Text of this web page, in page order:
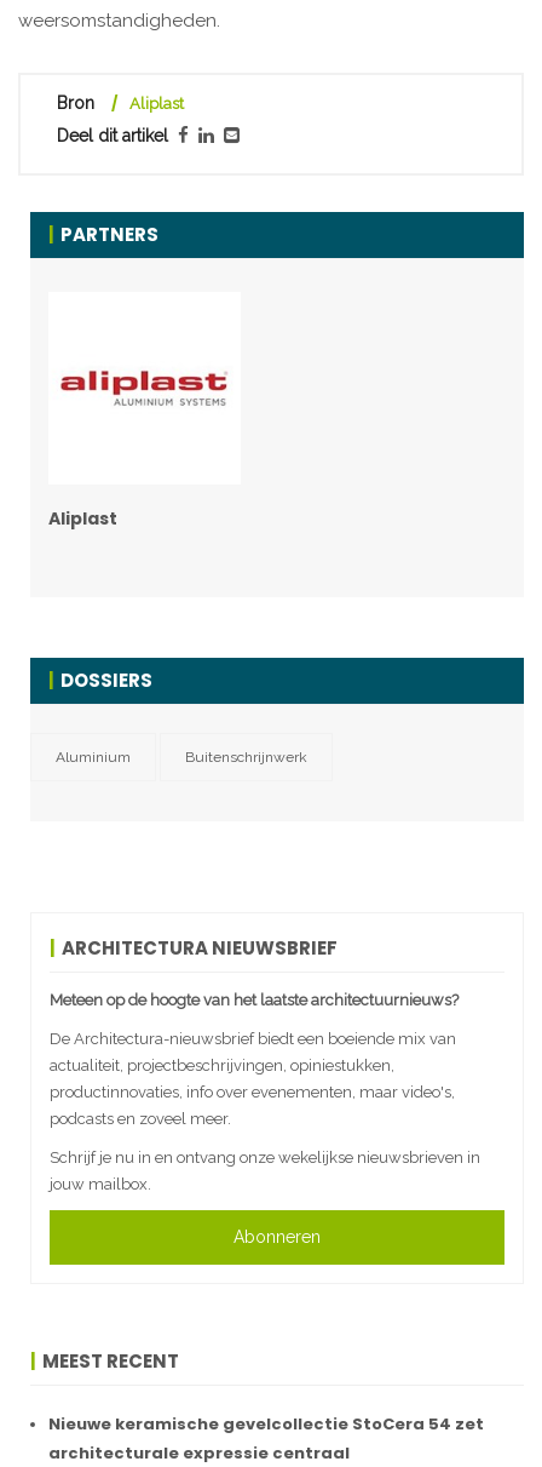
weersomstandigheden.
Bron Aliplast
Deel dit artikel
PARTNERS
Aliplast
DOSSIERS
Aluminium Buitenschrijnwerk
ARCHITECTURA NIEUWSBRIEF
Meteen op de hoogte van het laatste architectuurnieuws?
De Architectura-nieuwsbrief biedt een boeiende mix van
actualiteit, projectbeschrijvingen, opiniestukken,
productinnovaties, info over evenementen, maar video's,
podcasts en zoveel meer.
Schrijf je nu in en ontvang onze wekelijkse nieuwsbrieven in
jouw mailbox.
Abonneren
MEEST RECENT
Nieuwe keramische gevelcollectie StoCera 54 zet
architecturale expressie centraal